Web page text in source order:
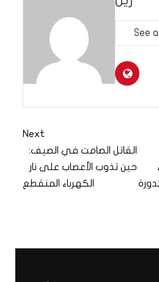
See
Next
القاتل الصامت في الصيف:
حين تذوب الأعصاب على نار
الكهرباء المنقطع